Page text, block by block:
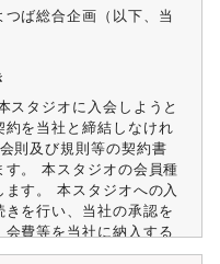
ば総合企画（以下、当
スタジオに入会しようと
を当社と締結しなけれ
則及び規則等の契約書
。 本スタジオの会員種
す。 本スタジオへの入
を行い、当社の承認を
費等を当社に納入する
利用できるものとしま